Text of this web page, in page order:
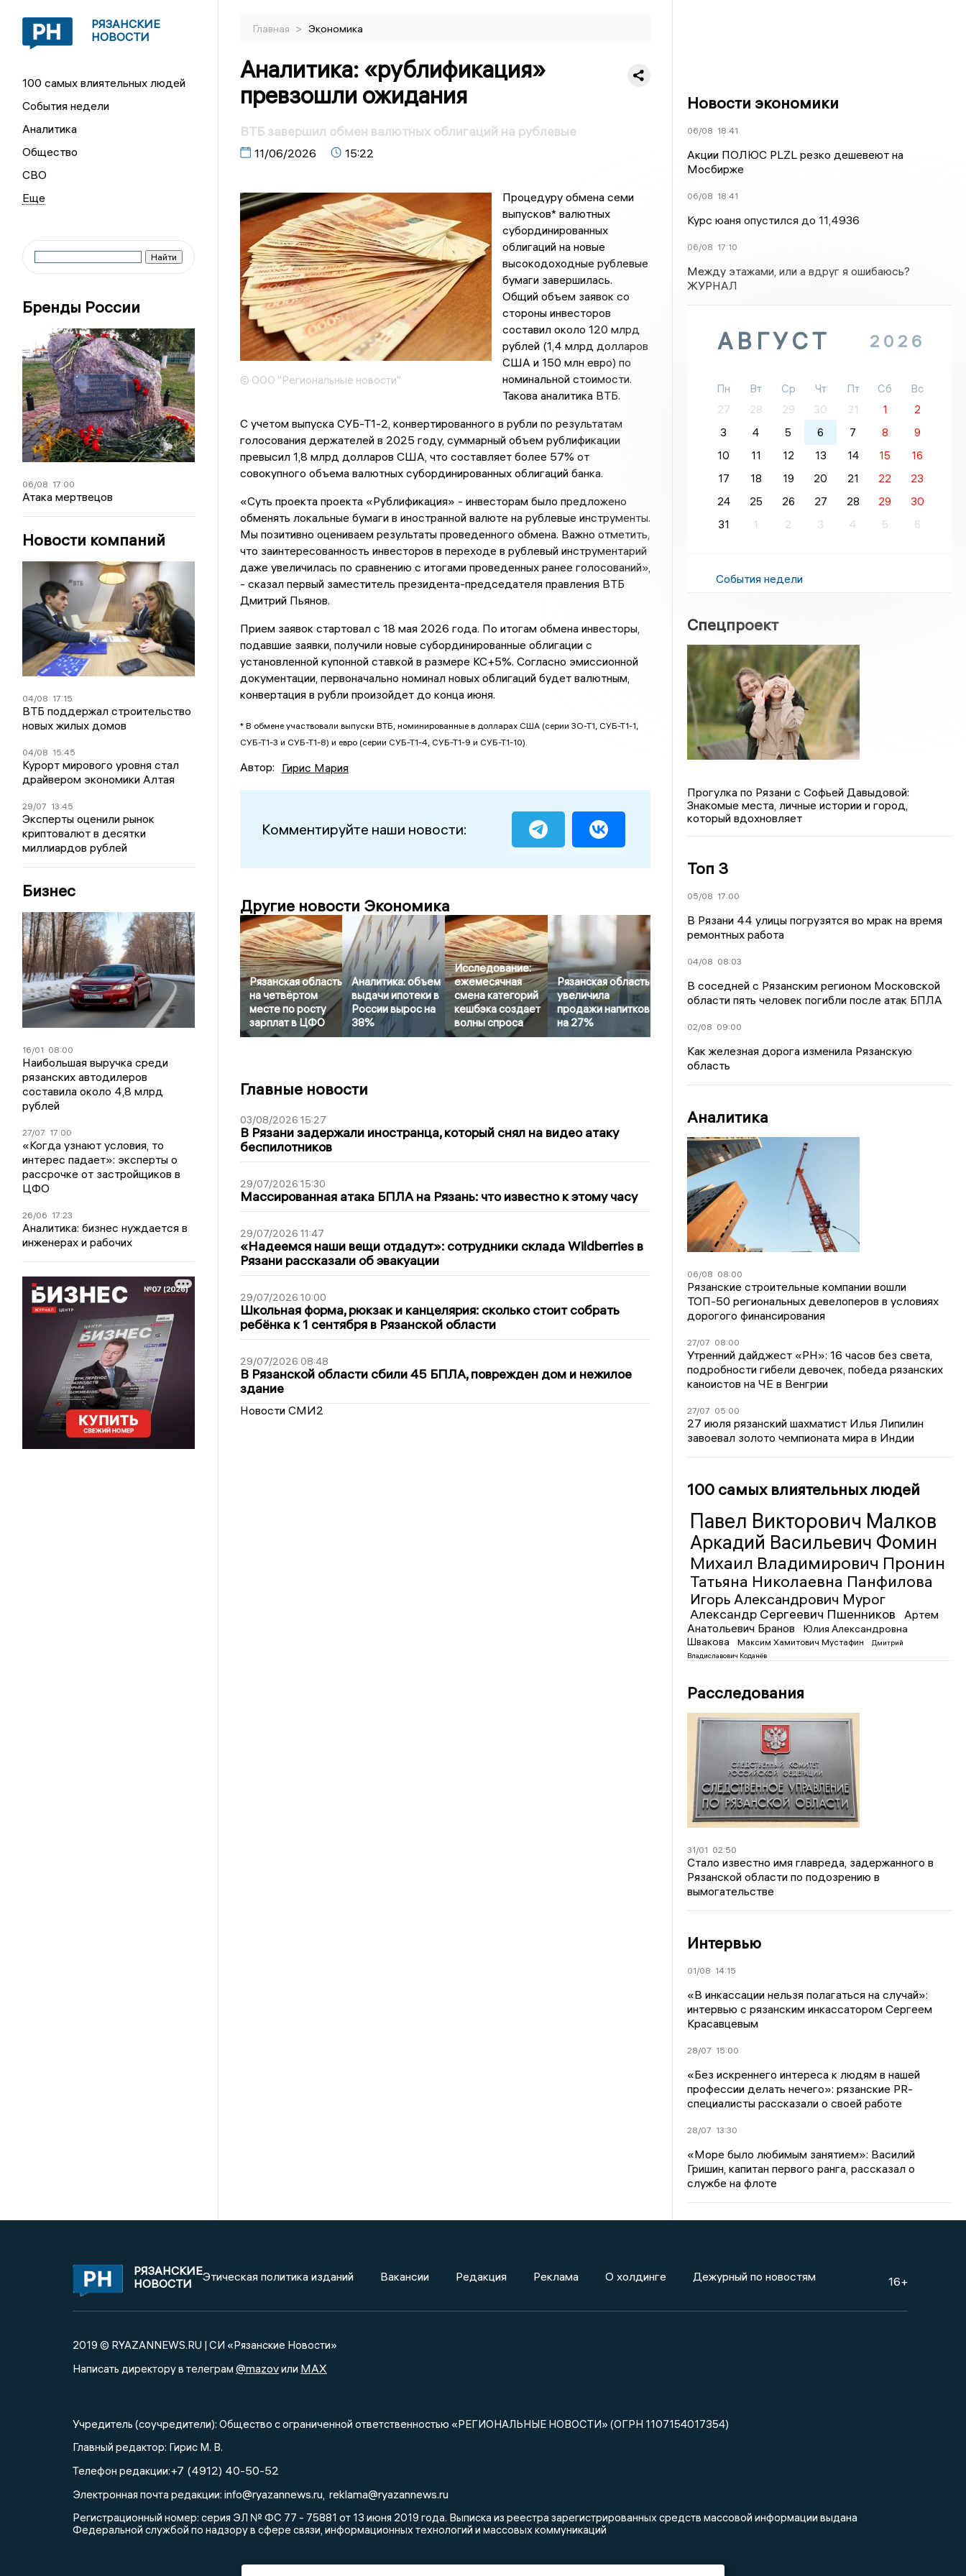
РЯЗАНСКИЕ
НОВОСТИ
100 самых влиятельных людей
События недели
Аналитика
Общество
СВО
Бренды России
06/08 17:00
Атака мертвецов
Новости компаний
04/08 17:15
ВТБ поддержал строительство
новых жилых домов
04/08 15:45
Курорт мирового уровня стал
драйвером экономики Алтая
29/07 13:45
Эксперты оценили рынок
криптовалют в десятки
миллиардов рублей
Бизнес
16/01 08:00
Наибольшая выручка среди
рязанских автодилеров
составила около 4,8 млрд
рублей
27/07 17:00
«Когда узнают условия, то
интерес падает»: эксперты о
рассрочке от застройщиков в
ЦФО
26/06 17:23
Аналитика: бизнес нуждается в
инженерах и рабочих
Главная > Экономика
Аналитика: «рублификация»
превзошли ожидания
ВТБ завершил обмен валютных облигаций на рублевые
11/06/2026 15:22
© ООО "Региональные новости"
Процедуру обмена семи
выпусков* валютных
субординированных
облигаций на новые
высокодоходные рублевые
бумаги завершилась.
Общий объем заявок со
стороны инвесторов
составил около 120 млрд
рублей (1,4 млрд долларов
США и 150 млн евро) по
номинальной стоимости.
Такова аналитика ВТБ.
С учетом выпуска СУБ-Т1-2, конвертированного в рубли по результатам
голосования держателей в 2025 году, суммарный объем рублификации
превысил 1,8 млрд долларов США, что составляет более 57% от
совокупного объема валютных субординированных облигаций банка.
«Суть проекта проекта «Рублификация» - инвесторам было предложено
обменять локальные бумаги в иностранной валюте на рублевые инструменты.
Мы позитивно оцениваем результаты проведенного обмена. Важно отметить,
что заинтересованность инвесторов в переходе в рублевый инструментарий
даже увеличилась по сравнению с итогами проведенных ранее голосований»,
- сказал первый заместитель президента-председателя правления ВТБ
Дмитрий Пьянов.
Прием заявок стартовал с 18 мая 2026 года. По итогам обмена инвесторы,
подавшие заявки, получили новые субординированные облигации с
установленной купонной ставкой в размере КС+5%. Согласно эмиссионной
документации, первоначально номинал новых облигаций будет валютным,
конвертация в рубли произойдет до конца июня.
* В обмене участвовали выпуски ВТБ, номинированные в долларах США (серии ЗО-Т1, СУБ-Т1-1,
СУБ-Т1-3 и СУБ-Т1-8) и евро (серии СУБ-Т1-4, СУБ-Т1-9 и СУБ-Т1-10).
Автор: Гирис Мария
Комментируйте наши новости:
Другие новости Экономика
Рязанская область
на четвёртом
месте по росту
зарплат в ЦФО
Аналитика: объем
выдачи ипотеки в
России вырос на
38%
Исследование:
ежемесячная
смена категорий
кешбэка создает
волны спроса
Рязанская область
увеличила
продажи напитков
на 27%
Главные новости
03/08/2026 15:27
В Рязани задержали иностранца, который снял на видео атаку
беспилотников
29/07/2026 15:30
Массированная атака БПЛА на Рязань: что известно к этому часу
29/07/2026 11:47
«Надеемся наши вещи отдадут»: сотрудники склада Wildberries в
Рязани рассказали об эвакуации
29/07/2026 10:00
Школьная форма, рюкзак и канцелярия: сколько стоит собрать
ребёнка к 1 сентября в Рязанской области
29/07/2026 08:48
В Рязанской области сбили 45 БПЛА, поврежден дом и нежилое
здание
Новости СМИ2
Новости экономики
06/08 18:41
Акции ПОЛЮС PLZL резко дешевеют на
Мосбирже
06/08 18:41
Курс юаня опустился до 11,4936
06/08 17:10
Между этажами, или а вдруг я ошибаюсь?
ЖУРНАЛ
АВГУСТ 2026
Пн Вт Ср Чт Пт Сб
Вс
27
28 29 30 31 1
2
3
4 5 6 7 8
9
10
11 12 13 14 15
16
17
18 19 20 21 22
23
24
25 26 27 28 29
30
31
1 2 3 4 5 6
События недели
Спецпроект
Прогулка по Рязани с Софьей Давыдовой:
Знакомые места, личные истории и город,
который вдохновляет
Топ 3
05/08 17:00
В Рязани 44 улицы погрузятся во мрак на время
ремонтных работа
04/08 08:03
В соседней с Рязанским регионом Московской
области пять человек погибли после атак БПЛА
02/08 09:00
Как железная дорога изменила Рязанскую
область
Аналитика
06/08 08:00
Рязанские строительные компании вошли
ТОП-50 региональных девелоперов в условиях
дорогого финансирования
27/07 08:00
Утренний дайджест «РН»: 16 часов без света,
подробности гибели девочек, победа рязанских
каноистов на ЧЕ в Венгрии
27/07 05:00
27 июля рязанский шахматист Илья Липилин
завоевал золото чемпионата мира в Индии
100 самых влиятельных людей
Павел Викторович Малков
Аркадий Васильевич Фомин
Михаил Владимирович Пронин
Татьяна Николаевна Панфилова
Игорь Александрович Мурог
Александр Сергеевич Пшенников
Артем
Анатольевич Бранов
Юлия Александровна
Швакова
Максим Хамитович Мустафин
Дмитрий
Владиславович Коданёв
Расследования
31/01 02:50
Стало известно имя главреда, задержанного в
Рязанской области по подозрению в
вымогательстве
Интервью
01/08 14:15
«В инкассации нельзя полагаться на случай»:
интервью с рязанским инкассатором Сергеем
Красавцевым
28/07 15:00
«Без искреннего интереса к людям в нашей
профессии делать нечего»: рязанские PR-
специалисты рассказали о своей работе
28/07 13:30
«Море было любимым занятием»: Василий
Гришин, капитан первого ранга, рассказал о
службе на флоте
РЯЗАНСКИЕ
НОВОСТИ
Этическая политика изданий Вакансии Редакция Реклама О холдинге Дежурный по новостям 16+
2019 © RYAZANNEWS.RU | СИ «Рязанские Новости»
Написать директору в телеграм @mazovили MAX
Учредитель (соучредители): Общество с ограниченной ответственностью «РЕГИОНАЛЬНЫЕ НОВОСТИ» (ОГРН 1107154017354)
Главный редактор: Гирис М. В.
Телефон редакции:+7 (4912) 40-50-52
Электронная почта редакции: info@ryazannews.ru reklama@ryazannews.ru
Регистрационный номер: серия ЭЛ № ФС 77 - 75881 от 13 июня 2019 года. Выписка из реестра зарегистрированных средств массовой информации выдана
Федеральной службой по надзору в сфере связи, информационных технологий и массовых коммуникаций